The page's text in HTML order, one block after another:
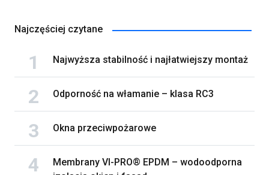
Najczęściej czytane
Najwyższa stabilność i najłatwiejszy montaż
Odporność na włamanie – klasa RC3
Okna przeciwpożarowe
Membrany VI-PRO® EPDM – wodoodporna